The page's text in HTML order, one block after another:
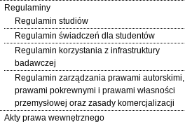
Regulaminy
Regulamin studiów
Regulamin świadczeń dla studentów
Regulamin korzystania z infrastruktury
badawczej
Regulamin zarządzania prawami autorskimi,
prawami pokrewnymi i prawami własności
przemysłowej oraz zasady komercjalizacji
Akty prawa wewnętrznego